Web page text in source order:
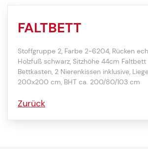
FALTBETT
Stoffgruppe 2, Farbe 2-6204, Rücken
Holzfuß schwarz, Sitzhöhe 44cm
Bettkasten, 2 Nierenkissen inklusive,
200x200 cm, BHT ca. 200/80/103 cm
Zurück